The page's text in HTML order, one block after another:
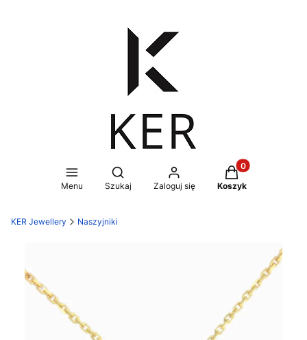
Menu
Otwórz wyszukiwarkę
Szukaj Zaloguj się
Produkty w
Koszyk
KER Jewellery Naszyjniki